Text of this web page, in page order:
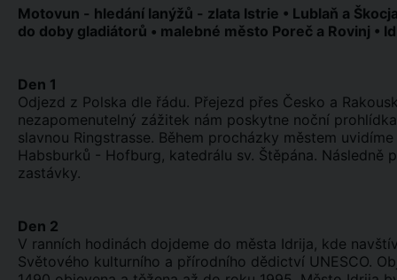
Motovun - hledání lanýžů - zlata Istrie • Lublaň a
do doby gladiátorů • malebné město Poreč a Rovinj •
Den 1
Odjezd z Polska dle řádu. Přejezd přes Česko a
nezapomenutelný zážitek nám poskytne noční
slavnou Ringstrasse. Během procházky městem
Habsburků - Hofburg, katedrálu sv. Štěpána.
zastávky.
Den 2
V ranních hodinách dojdeme do města Idrija, kde
Světového kulturního a přírodního dědictví UNESCO.